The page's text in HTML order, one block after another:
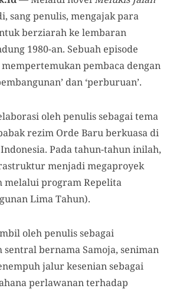
sang penulis, mengajak para
berziarah ke lembaran
1980-an. Sebuah episode
pembaca dengan
dan ‘perburuan’.
oleh penulis sebagai tema
rezim Orde Baru berkuasa di
Pada tahun-tahun inilah,
menjadi megaproyek
melalui program Repelita
Lima Tahun).
oleh penulis sebagai
bernama Samoja, seniman
jalur kesenian sebagai
perlawanan terhadap